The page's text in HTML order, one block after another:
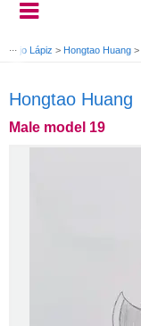
Dibujo Lápiz > Hongtao Huang >
Hongtao Huang
Male model 19